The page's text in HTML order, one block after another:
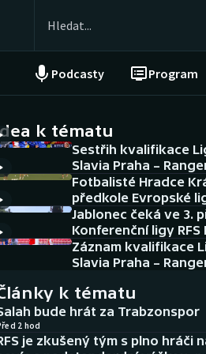
Podcasty Program
NEPŘEHLÉDNĚTE
Historické návraty
Aplikace ČT sport
AZ kvíz
k tématu
Sestřih kvalifikace
Slavia Praha –
Fotbalisté Hradce
předkole Evropské
Jablonec čeká ve 3.
Konferenční ligy RFS
Záznam kvalifikace
Slavia Praha –
k tématu
bude hrát za Trabzonspor
2 hod
je zkušený tým s plno hráči